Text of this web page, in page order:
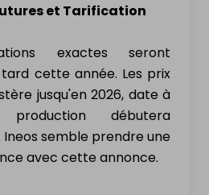
et Tarification
exactes seront
cette année. Les prix
jusqu'en 2026, date à
débutera
semble prendre une
avec cette annonce.